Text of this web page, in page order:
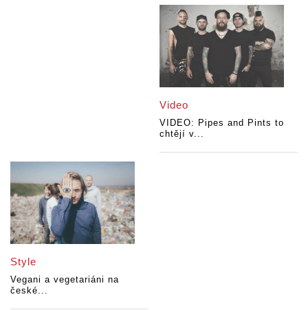
Video
VIDEO: Pipes and Pints to
chtějí v...
Style
Vegani a vegetariáni na
české...